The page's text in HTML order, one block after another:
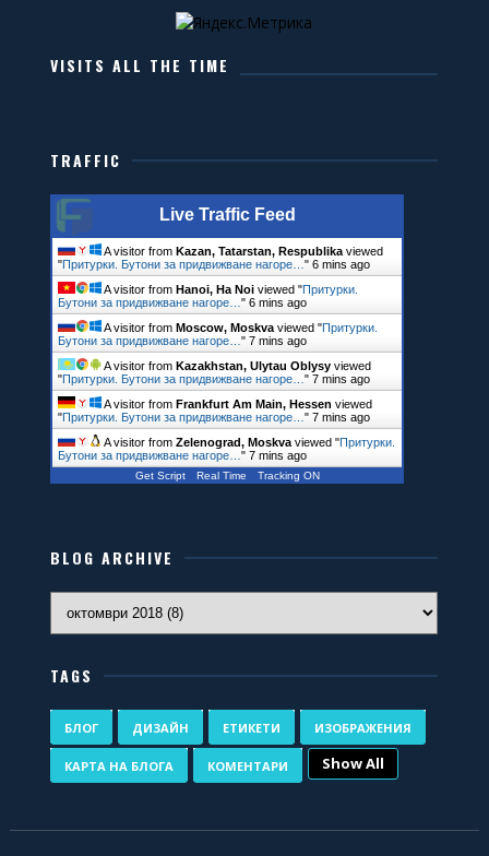
VISITS ALL THE TIME
TRAFFIC
Live Traffic Feed
A visitor fromKazan, Tatarstan, Respublika viewed
"Притурки. Бутони за придвижване нагоре…"6 mins ago
A visitor fromHanoi, Ha Noi viewed "Притурки.
Бутони за придвижване нагоре…"6 mins ago
A visitor fromMoscow, Moskva viewed "Притурки.
Бутони за придвижване нагоре…"7 mins ago
A visitor fromKazakhstan, Ulytau Oblysy viewed
"Притурки. Бутони за придвижване нагоре…"7 mins ago
A visitor fromFrankfurt Am Main, Hessen viewed
"Притурки. Бутони за придвижване нагоре…"7 mins ago
A visitor fromZelenograd, Moskva viewed "Притурки.
Бутони за придвижване нагоре…"7 mins ago
Get Script Real Time Tracking ON
BLOG ARCHIVE
TAGS
БЛОГ ДИЗАЙН ЕТИКЕТИ ИЗОБРАЖЕНИЯ
КАРТА НА БЛОГА КОМЕНТАРИ Show All